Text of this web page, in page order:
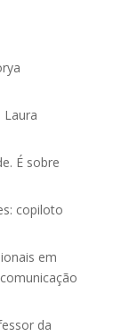
Laura
É sobre
copiloto
em
da